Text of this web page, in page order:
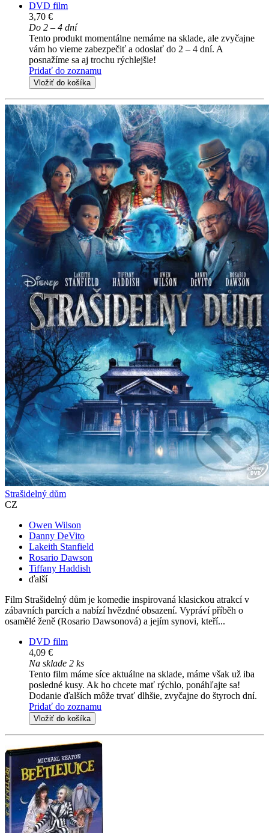
DVD film
3,70 €
Do 2 – 4 dní
Tento produkt momentálne nemáme na sklade, ale zvyčajne
vám ho vieme zabezpečiť a odoslať do 2 – 4 dní. A
posnažíme sa aj trochu rýchlejšie!
Pridať do zoznamu
Vložiť do košíka
Strašidelný dům
CZ
Owen Wilson
Danny DeVito
Lakeith Stanfield
Rosario Dawson
Tiffany Haddish
ďalší
Film Strašidelný dům je komedie inspirovaná klasickou atrakcí v
zábavních parcích a nabízí hvězdné obsazení. Vypráví příběh o
osamělé ženě (Rosario Dawsonová) a jejím synovi, kteří...
DVD film
4,09 €
Na sklade 2 ks
Tento film máme síce aktuálne na sklade, máme však už iba
posledné kusy. Ak ho chcete mať rýchlo, ponáhľajte sa!
Dodanie ďalších môže trvať dlhšie, zvyčajne do štyroch dní.
Pridať do zoznamu
Vložiť do košíka